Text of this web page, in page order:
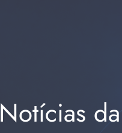
Notícias